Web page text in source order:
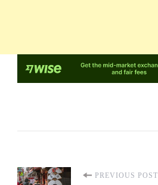
Post
PREVIOUS POST